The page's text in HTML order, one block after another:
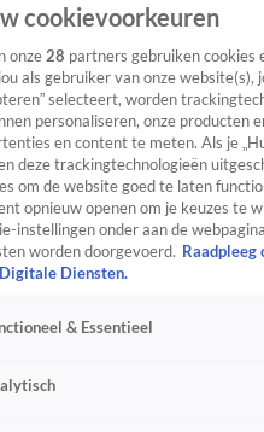
cookievoorkeuren
onze28 partners gebruiken
als gebruiker van onze website(s),
selecteert, worden
personaliseren, onze producten
en content te meten. Als je
deze trackingtechnologieën
om de website goed te laten
opnieuw openen om je keuzes te
instellingen onder aan de
worden doorgevoerd.
Diensten.
& Essentieel